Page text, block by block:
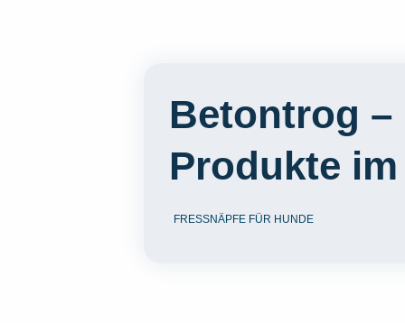
Betontrog –
Produkte
FRESSNÄPFE FÜR HUNDE